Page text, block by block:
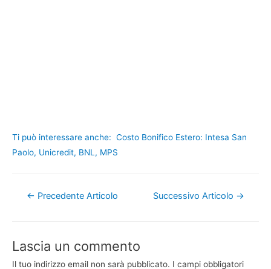
Ti può interessare anche: Costo Bonifico Estero: Intesa San
Paolo, Unicredit, BNL, MPS
Navigazione
← Precedente Articolo Successivo Articolo →
Lascia un commento
Il tuo indirizzo email non sarà pubblicato. I campi obbligatori